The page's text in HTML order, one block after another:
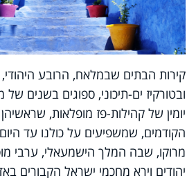
קירות הבתים שבמלאח, הרובע
ובטורקיז ים-תיכוני, ספוגים בשנים
יומין של קהילות-פז מופלאות, שראשיהן
הקודמים, שמשפיעים על כולנו עד
מרוקו, שבה המלך הישמעאלי, ערבי
יהודים וירא מחכמי ישראל הקבורים